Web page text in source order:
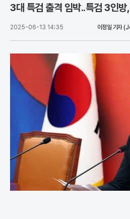
3대 특검 출격 임박..특검 3인방,
2025-06-13 14:35 이정일 기자